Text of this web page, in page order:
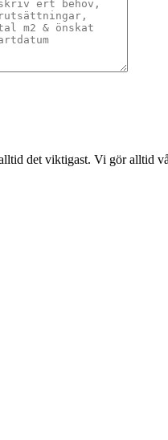
det viktigast. Vi gör alltid